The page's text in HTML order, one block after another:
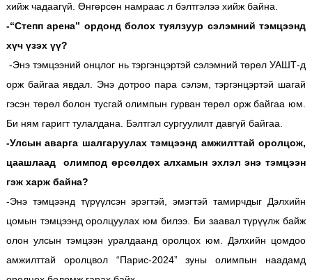
хийж чадаагүй. Өнгөрсөн намраас л бэлтгэлээ хийж байна.
-“Степп арена” ордонд болох туялзуур сэлэмний тэмцээнд
хүч үзэх үү?
-Энэ тэмцээний онцлог нь тэргэнцэртэй сэлэмний төрөл УАШТ-д
орж байгаа явдал. Энэ дотроо пара сэлэм, тэргэнцэртэй шагай
гэсэн төрөл болон тусгай олимпын гурван төрөл орж байгаа юм.
Би ням гаригт тулалдана. Бэлтгэл сургуулилт давгүй байгаа.
-Улсын аварга шалгаруулах тэмцээнд амжилттай оролцож,
цаашлаад олимпод өрсөлдөх алхамын эхлэл энэ тэмцээн
гэж харж байна?
-Энэ тэмцээнд түрүүлсэн эрэгтэй, эмэгтэй тамирчдыг Дэлхийн
цомын тэмцээнд оролцуулах юм билээ. Би заавал түрүүлж байж
олон улсын тэмцээн уралдаанд оролцох юм. Дэлхийн цомдоо
амжилттай оролцвол “Парис-2024” зуны олимпын наадамд